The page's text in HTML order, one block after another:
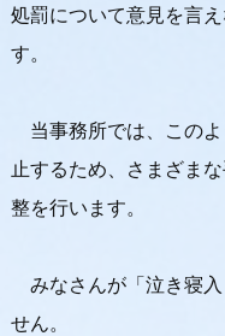
処罰について意見を言
す。
当事務所では、この
止するため、さまざま
整を行います。
みなさんが「泣き寝入
せん。